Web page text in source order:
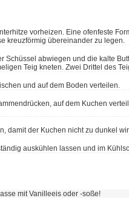
kreuzförmig übereinander zu legen.
Schüssel abwiegen und die kalte
Teig kneten. Zwei Drittel des
und auf dem Boden verteilen.
auf dem Kuchen
damit der Kuchen nicht zu dunkel
auskühlen lassen und im
mit Vanilleeis oder -soße!